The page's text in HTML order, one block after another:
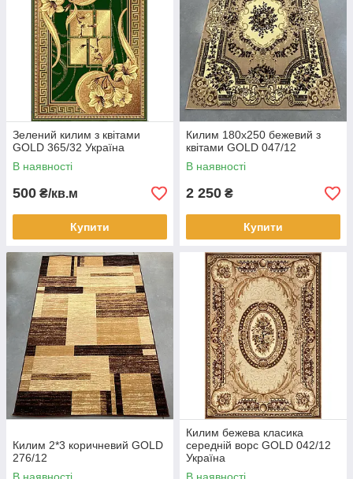
Зелений килим з квітами
GOLD 365/32 Україна
В наявності
500 ₴/кв.м
Купити
Килим 180х250 бежевий з
квітами GOLD 047/12
В наявності
2 250 ₴
Купити
Килим 2*3 коричневий GOLD
276/12
Килим бежева класика
середній ворс GOLD 042/12
Україна